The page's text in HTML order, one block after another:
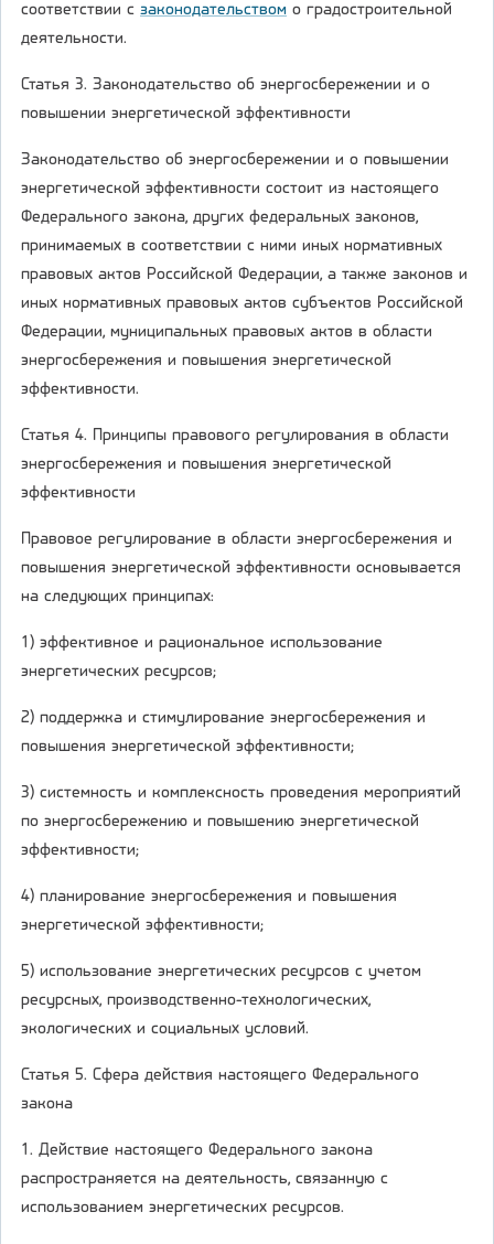
соответствии с законодательством о градостроительной
деятельности.
Статья 3. Законодательство об энергосбережении и о
повышении энергетической эффективности
Законодательство об энергосбережении и о повышении
энергетической эффективности состоит из настоящего
Федерального закона, других федеральных законов,
принимаемых в соответствии с ними иных нормативных
правовых актов Российской Федерации, а также законов и
иных нормативных правовых актов субъектов Российской
Федерации, муниципальных правовых актов в области
энергосбережения и повышения энергетической
эффективности.
Статья 4. Принципы правового регулирования в области
энергосбережения и повышения энергетической
эффективности
Правовое регулирование в области энергосбережения и
повышения энергетической эффективности основывается
на следующих принципах:
1) эффективное и рациональное использование
энергетических ресурсов;
2) поддержка и стимулирование энергосбережения и
повышения энергетической эффективности;
3) системность и комплексность проведения мероприятий
по энергосбережению и повышению энергетической
эффективности;
4) планирование энергосбережения и повышения
энергетической эффективности;
5) использование энергетических ресурсов с учетом
ресурсных, производственно-технологических,
экологических и социальных условий.
Статья 5. Сфера действия настоящего Федерального
закона
1. Действие настоящего Федерального закона
распространяется на деятельность, связанную с
использованием энергетических ресурсов.